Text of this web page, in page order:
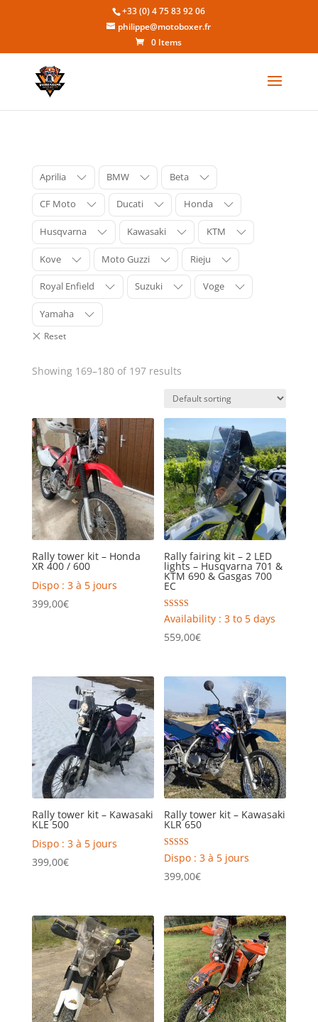
+33 (0) 4 75 83 92 06
philippe@motoboxer.fr
0 Items
Aprilia BMW Beta
CF Moto Ducati Honda
Husqvarna Kawasaki KTM
Kove Moto Guzzi Rieju
Royal Enfield Suzuki Voge
Yamaha
Showing 169–180 of 197 results
Rally tower kit – Honda
XR 400 / 600
Dispo : 3 à 5 jours
399,00€
Rally fairing kit – 2 LED
lights – Husqvarna 701 &
KTM 690 & Gasgas 700
EC
Rated
5.00
out of 5
Availability : 3 to 5 days
559,00€
Rally tower kit – Kawasaki
KLE 500
Dispo : 3 à 5 jours
399,00€
Rally tower kit – Kawasaki
KLR 650
Rated
5.00
out of 5
Dispo : 3 à 5 jours
399,00€